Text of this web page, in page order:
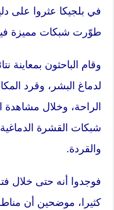
في بلجيكا عثروا على
طوّرت شبكات مميزة
وقام الباحثون بمعاينة
لدماغ البشر، وقرد
الراحة، وخلال مشاهدة
شبكات القشرة
والقردة.
فوجدوا أنه حتى خلال
كثيرا، موضحين أن